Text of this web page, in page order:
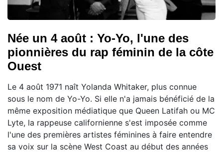
Née un 4 août : Yo-Yo, l'une des
pionnières du rap féminin de la côte
Ouest
Le 4 août 1971 naît Yolanda Whitaker, plus connue
sous le nom de Yo-Yo. Si elle n'a jamais bénéficié de la
même exposition médiatique que Queen Latifah ou MC
Lyte, la rappeuse californienne s'est imposée comme
l'une des premières artistes féminines à faire entendre
sa voix sur la scène West Coast au début des années